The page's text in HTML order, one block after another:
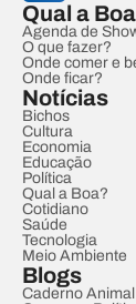
Qual a
Agenda de
O que fazer?
Onde comer e
Onde ficar?
Notícias
Bichos
Cultura
Economia
Educação
Política
Qual a Boa?
Cotidiano
Saúde
Tecnologia
Meio Ambiente
Blogs
Caderno Animal